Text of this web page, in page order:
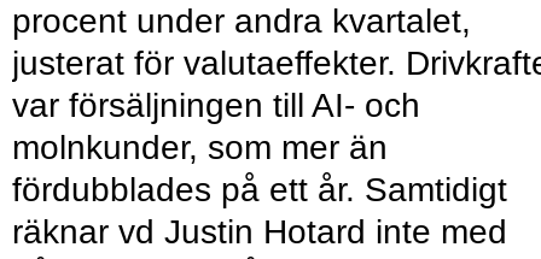
procent under andra kvartalet,
justerat för valutaeffekter.
var försäljningen till AI- och
molnkunder, som mer än
fördubblades på ett år. Samtidigt
räknar vd Justin Hotard inte med